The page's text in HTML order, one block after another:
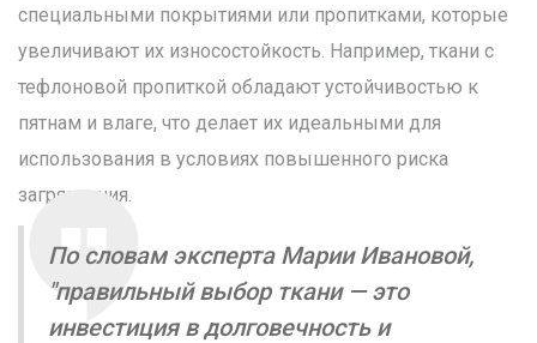
специальными покрытиями или пропитками, которые
увеличивают их износостойкость. Например, ткани с
тефлоновой пропиткой обладают устойчивостью к
пятнам и влаге, что делает их идеальными для
использования в условиях повышенного риска
загрязнения.
По словам эксперта Марии Ивановой,
"правильный выбор ткани — это
инвестиция в долговечность и